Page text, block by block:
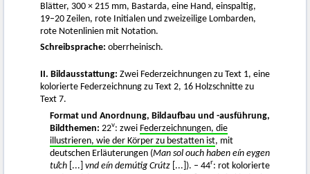
Blätter, 300 × 215 mm, Bastarda, eine Hand, einspaltig,
19–20 Zeilen, rote Initialen und zweizeilige Lombarden,
rote Notenlinien mit Notation.
Schreibsprache: oberrheinisch.
II. Bildausstattung: Zwei Federzeichnungen zu Text 1, eine
kolorierte Federzeichnung zu Text 2, 16 Holzschnitte zu
Text 7.
Format und Anordnung, Bildaufbau und -ausführung,
Bildthemen: 22v: zwei Federzeichnungen, die
illustrieren, wie der Körper zu bestatten ist, mit
deutschen Erläuterungen (Man sol ouch haben eín eygen
tuͦch [...] vnd eín demútig Crútz [...]). – 44r: rot kolorierte